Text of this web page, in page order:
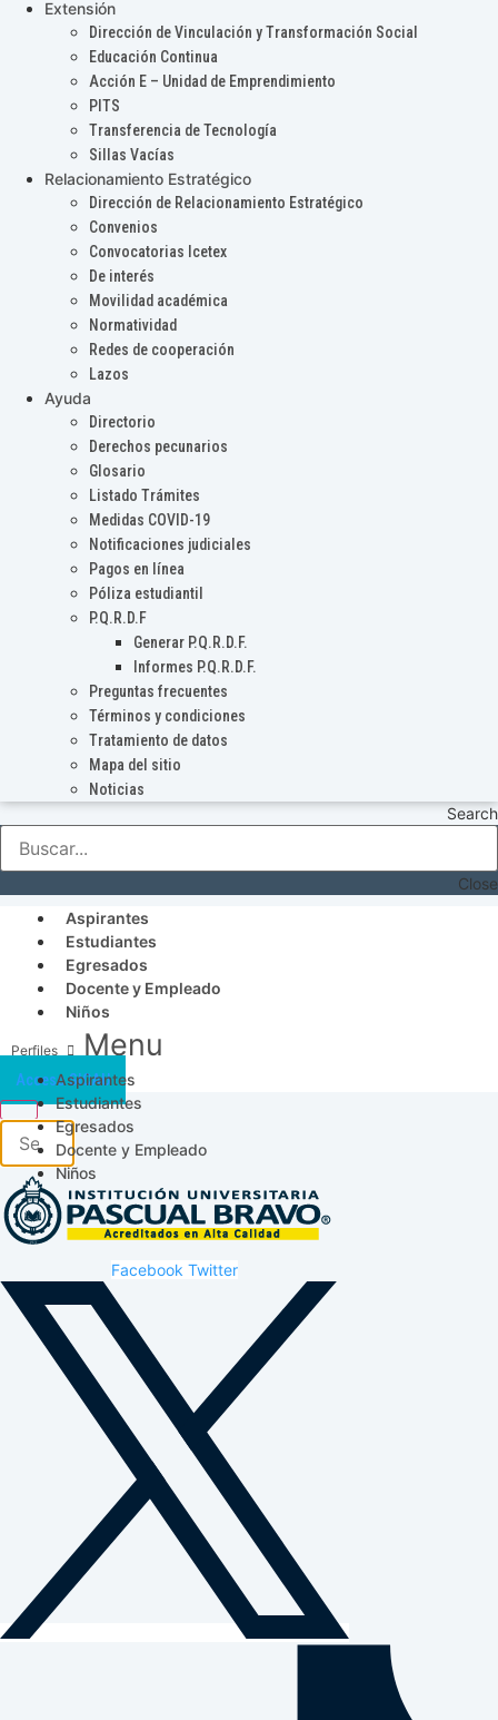
Extensión
Dirección de Vinculación y Transformación Social
Educación Continua
Acción E – Unidad de Emprendimiento
PITS
Transferencia de Tecnología
Sillas Vacías
Relacionamiento Estratégico
Dirección de Relacionamiento Estratégico
Convenios
Convocatorias Icetex
De interés
Movilidad académica
Normatividad
Redes de cooperación
Lazos
Ayuda
Directorio
Derechos pecunarios
Glosario
Listado Trámites
Medidas COVID-19
Notificaciones judiciales
Pagos en línea
Póliza estudiantil
P.Q.R.D.F
Generar P.Q.R.D.F.
Informes P.Q.R.D.F.
Preguntas frecuentes
Términos y condiciones
Tratamiento de datos
Mapa del sitio
Noticias
Search
Close
Aspirantes
Estudiantes
Egresados
Docente y Empleado
Niños
Menu
Aspirantes
Estudiantes
Egresados
Docente y Empleado
Niños
Acceso SICAU
Facebook Twitter